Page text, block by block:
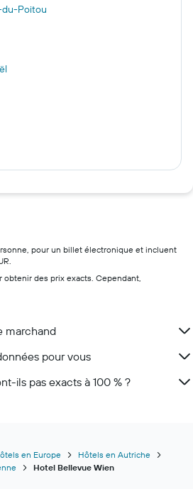
du-Poitou
pour un billet électronique et incluent
obtenir des prix exacts. Cependant,
marchand
pour vous
ils pas exacts à 100 % ?
en Europe
Hôtels en Autriche
Hotel Bellevue Wien